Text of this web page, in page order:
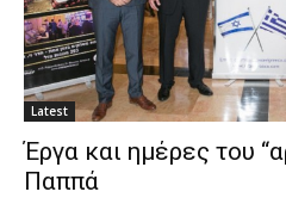
Latest
Έργα και ημέρες του
Παππά